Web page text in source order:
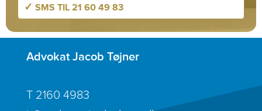
✓ SMS TIL 21 60 49 83
Advokat Jacob Tøjner
T 2160 4983